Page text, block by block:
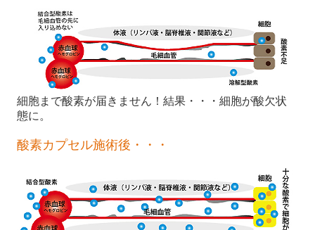
細胞まで酸素が届きません！結果・・・細胞が酸欠状
態に。
酸素カプセル施術後・・・